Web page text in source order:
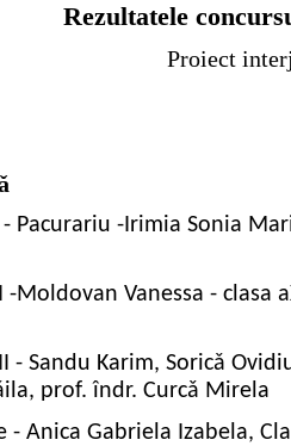
Rezultatele
Proiect
Pacurariu -Irimia Sonia
-Moldovan Vanessa - clasa
- Sandu Karim, Soricǎ
prof. îndr. Curcǎ Mirela
- Anica Gabriela Izabela,